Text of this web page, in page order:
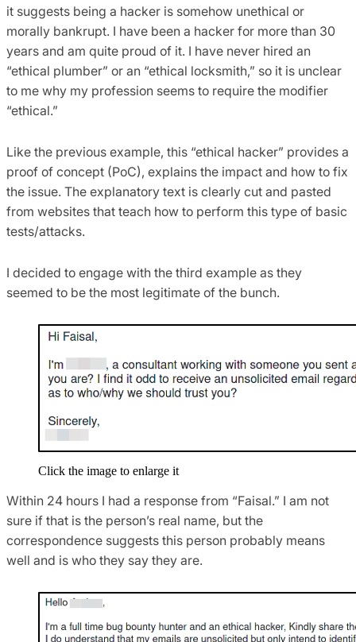
it suggests being a hacker is somehow unethical or
morally bankrupt. I have been a hacker for more than 30
years and am quite proud of it. I have never hired an
“ethical plumber” or an “ethical locksmith,” so it is unclear
to me why my profession seems to require the modifier
“ethical.”
Like the previous example, this “ethical hacker” provides a
proof of concept (PoC), explains the impact and how to fix
the issue. The explanatory text is clearly cut and pasted
from websites that teach how to perform this type of basic
tests/attacks.
I decided to engage with the third example as they
seemed to be the most legitimate of the bunch.
Click the image to enlarge it
Within 24 hours I had a response from “Faisal.” I am not
sure if that is the person’s real name, but the
correspondence suggests this person probably means
well and is who they say they are.